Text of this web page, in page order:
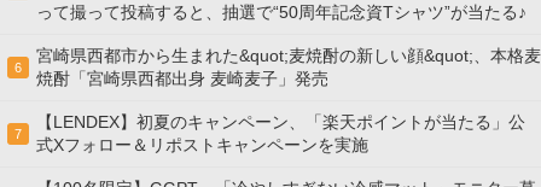
って撮って投稿すると、抽選で“50周年記念資Tシャツ”が当たる♪
6
宮崎県西都市から生まれた&quot;麦焼酎の新しい顔&quot;、本格麦
焼酎「宮崎県西都出身 麦崎麦子」発売
7
【LENDEX】初夏のキャンペーン、「楽天ポイントが当たる」公
式Xフォロー＆リポストキャンペーンを実施